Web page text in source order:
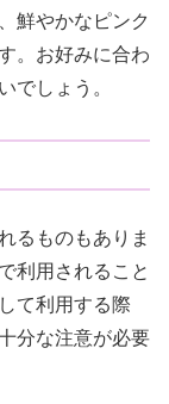
鮮やかなピンク
。お好みに合わ
でしょう。
るものもありま
利用されること
て利用する際
分な注意が必要